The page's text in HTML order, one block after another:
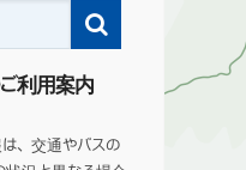
利用案内
、交通やバスの